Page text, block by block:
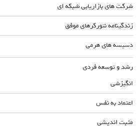
شرکت های بازاریابی شبکه ای
زندگینامه نتورکرهای موفق
دسیسه های هرمی
رشد و توسعه فردی
انگیزشی
اعتماد به نفس
مثبت اندیشی